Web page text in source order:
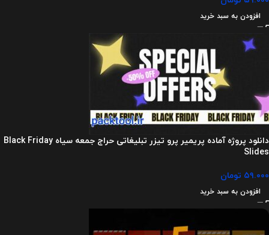
افزودن به سبد خرید
دانلود پروژه آماده پریمیر پرو تیزر تبلیغاتی حراج جمعه سیاه Black Friday
Slides
۵۹.۰۰۰ تومان
افزودن به سبد خرید